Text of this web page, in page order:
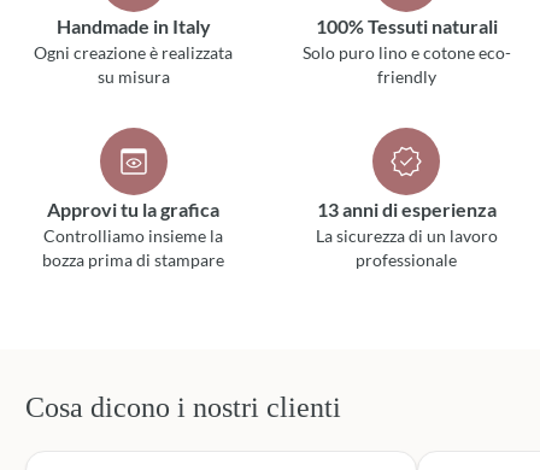
Handmade in Italy
Ogni creazione è realizzata
su misura
100% Tessuti naturali
Solo puro lino e cotone eco-
friendly
Approvi tu la grafica
Controlliamo insieme la
bozza prima di stampare
13 anni di esperienza
La sicurezza di un lavoro
professionale
Cosa dicono i nostri clienti